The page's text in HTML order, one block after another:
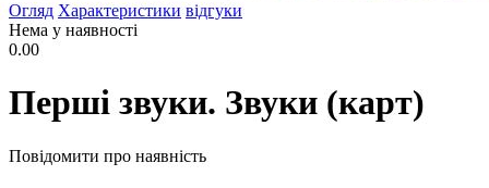
Огляд Характеристики відгуки
Нема у наявності
0.00
Перші звуки. Звуки (карт)
Повідомити про наявність